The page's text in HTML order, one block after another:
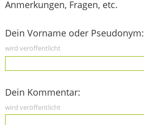
Anmerkungen, Fragen, etc.
Dein Vorname oder Pseudonym:
wird veröffentlicht
Dein Kommentar:
wird veröffentlicht